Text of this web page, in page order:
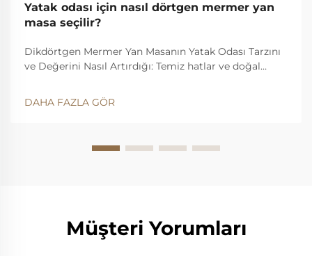
Yatak odası için nasıl dörtgen mermer yan
masa seçilir?
Dikdörtgen Mermer Yan Masanın Yatak Odası Tarzını
ve Değerini Nasıl Artırdığı: Temiz hatlar ve doğal
modern yatak odalarının simetrisine nasıl uyduğu.
Dikdörtgen masalar, temiz çizgileriyle modern yatak
DAHA FAZLA GÖR
Müşteri Yorumları